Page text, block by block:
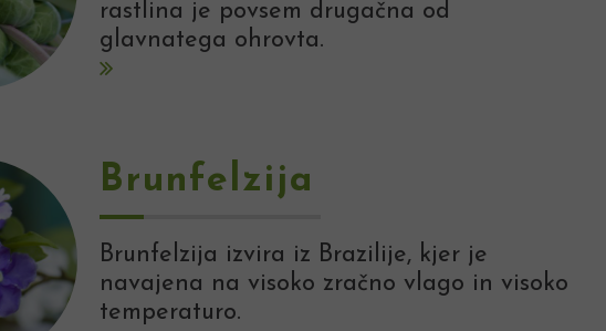
rastlina je povsem drugačna od
glavnatega ohrovta.
Brunfelzija
Brunfelzija izvira iz Brazilije, kjer je
navajena na visoko zračno vlago in visoko
temperaturo.